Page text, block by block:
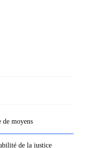
moyens
de la justice